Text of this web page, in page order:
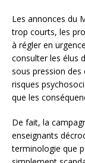
Les annonces du
trop courts, les
à régler en
consulter les élus
sous pression des
risques
que les
De fait, la
enseignants
terminologie que